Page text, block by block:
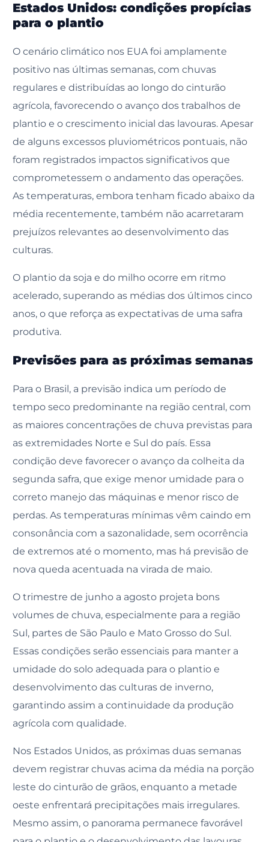
Estados Unidos: condições propícias
para o plantio
O cenário climático nos EUA foi amplamente
positivo nas últimas semanas, com chuvas
regulares e distribuídas ao longo do cinturão
agrícola, favorecendo o avanço dos trabalhos de
plantio e o crescimento inicial das lavouras. Apesar
de alguns excessos pluviométricos pontuais, não
foram registrados impactos significativos que
comprometessem o andamento das operações.
As temperaturas, embora tenham ficado abaixo da
média recentemente, também não acarretaram
prejuízos relevantes ao desenvolvimento das
culturas.
O plantio da soja e do milho ocorre em ritmo
acelerado, superando as médias dos últimos cinco
anos, o que reforça as expectativas de uma safra
produtiva.
Previsões para as próximas semanas
Para o Brasil, a previsão indica um período de
tempo seco predominante na região central, com
as maiores concentrações de chuva previstas para
as extremidades Norte e Sul do país. Essa
condição deve favorecer o avanço da colheita da
segunda safra, que exige menor umidade para o
correto manejo das máquinas e menor risco de
perdas. As temperaturas mínimas vêm caindo em
consonância com a sazonalidade, sem ocorrência
de extremos até o momento, mas há previsão de
nova queda acentuada na virada de maio.
O trimestre de junho a agosto projeta bons
volumes de chuva, especialmente para a região
Sul, partes de São Paulo e Mato Grosso do Sul.
Essas condições serão essenciais para manter a
umidade do solo adequada para o plantio e
desenvolvimento das culturas de inverno,
garantindo assim a continuidade da produção
agrícola com qualidade.
Nos Estados Unidos, as próximas duas semanas
devem registrar chuvas acima da média na porção
leste do cinturão de grãos, enquanto a metade
oeste enfrentará precipitações mais irregulares.
Mesmo assim, o panorama permanece favorável